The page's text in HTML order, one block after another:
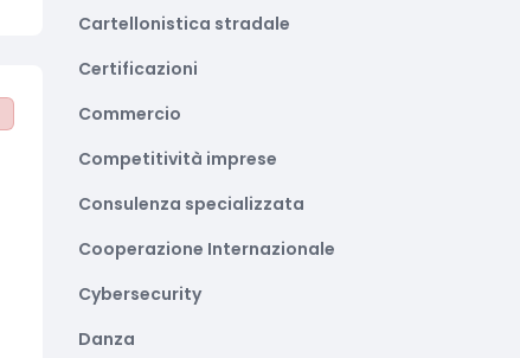
Cartellonistica stradale
Certificazioni
Commercio
Competitività imprese
Consulenza specializzata
Cooperazione Internazionale
Cybersecurity
Danza